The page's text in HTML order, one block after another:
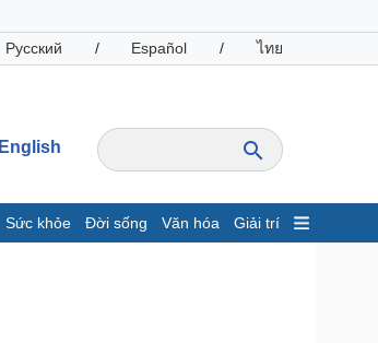
Русский / Español / ไทย
English
Sức khỏe Đời sống Văn hóa Giải trí